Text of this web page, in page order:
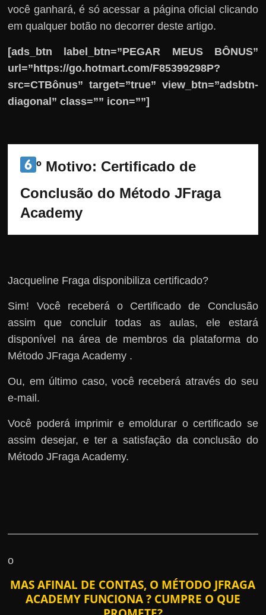
você ganhará, é só acessar a página oficial clicando
em qualquer botão no decorrer deste artigo.
[ads_btn label_btn=”PEGAR MEUS BÔNUS”
url=”https://go.hotmart.com/F85399298P?
src=CTBônus” target=”true” view_btn=”adsbtn-
diagonal” class=”” icon=””]
º Motivo: Certificado de
Conclusão do Método JFraga
Academy
Jacqueline Fraga disponibiliza certificado?
Sim! Você receberá o Certificado de Conclusão
assim que concluir todas as aulas, ele estará
disponível na área de membros da plataforma do
Método JFraga Academy .
Ou, em último caso, você receberá através do seu
e-mail.
Você poderá imprimir e emoldurar o certificado se
assim desejar, e ter a satisfação da conclusão do
Método JFraga Academy.
o
MAS AFINAL DE CONTAS, O MÉTODO JFRAGA
ACADEMY FUNCIONA ? CUMPRE O QUE